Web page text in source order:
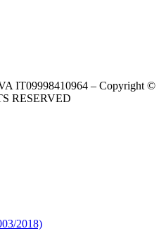
IT09998410964 – Copyright ©
RESERVED
2018)